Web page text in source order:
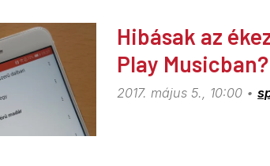
Hibásak az
Play
2017. május 5., 10:00